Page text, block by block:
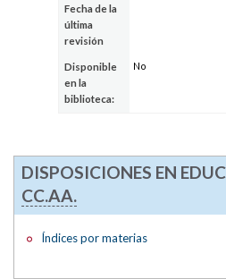
Fecha de la
última
revisión
Disponible
en la
biblioteca:
No
DISPOSICIONES EN
CC.AA.
Índices por materias